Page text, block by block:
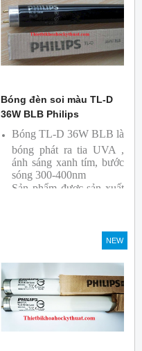
Bóng đèn soi màu TL-D
36W BLB Philips
Bóng TL-D 36W BLB là
bóng phát ra tia UVA ,
ánh sáng xanh tím, bước
sóng 300-400nm
Sản phẩm được sản xuất
NEW